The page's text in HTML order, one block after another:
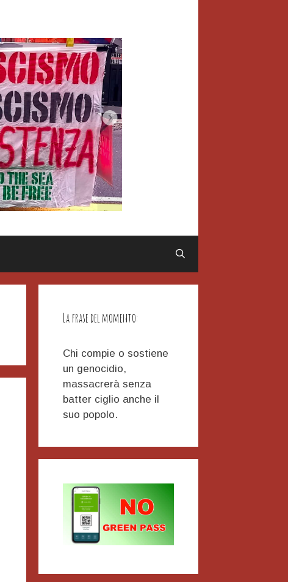
La frase del momento:
Chi compie o sostiene
un genocidio,
massacrerà senza
batter ciglio anche il
suo popolo.